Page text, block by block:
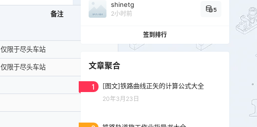
备注
仅限于尽头车站
仅限于尽头车站
shinetg
2小时前
5
签到排行
文章聚合
1 [图文]铁路曲线正矢的计算公式大全
20年3月23日